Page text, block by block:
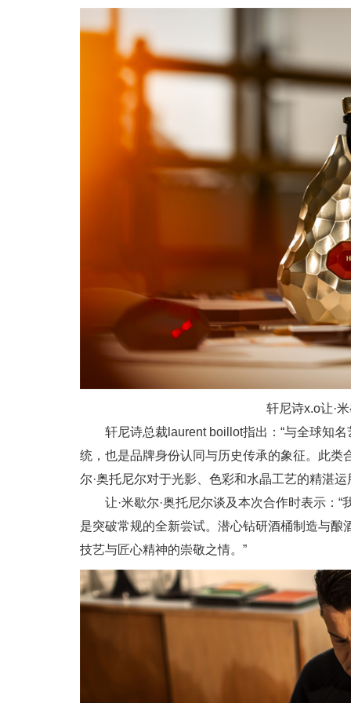
轩尼诗x.o让·
轩尼诗总裁laurent boillot指出：“与全球知
统，也是品牌身份认同与历史传承的象征。此类
尔·奥托尼尔对于光影、色彩和水晶工艺的精湛
让·米歇尔·奥托尼尔谈及本次合作时表示：
是突破常规的全新尝试。潜心钻研酒桶制造与
技艺与匠心精神的崇敬之情。”